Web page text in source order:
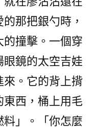
那把銀勺時，
撞擊。一個穿
鏡的太空吉娃
。它的背上揹
西，桶上用毛
」。「你怎麼